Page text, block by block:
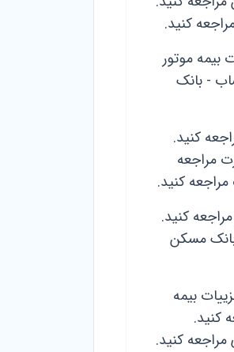
کنید.
بیمه موتور
- بانک
کنید.
مراجعه
کنید.
کنید.
بانک مسکن
بیمه
کنید.
کنید.